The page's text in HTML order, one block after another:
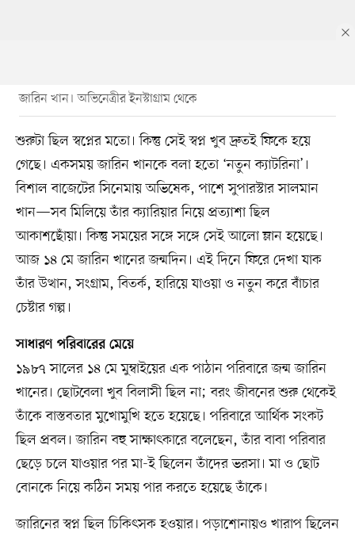
জারিন খান। অভিনেত্রীর ইনস্টাগ্রাম থেকে
শুরুটা ছিল স্বপ্নের মতো। কিন্তু সেই স্বপ্ন খুব দ্রুতই ফিকে হয়ে
গেছে। একসময় জারিন খানকে বলা হতো ‘নতুন ক্যাটরিনা’।
বিশাল বাজেটের সিনেমায় অভিষেক, পাশে সুপারস্টার সালমান
খান—সব মিলিয়ে তাঁর ক্যারিয়ার নিয়ে প্রত্যাশা ছিল
আকাশছোঁয়া। কিন্তু সময়ের সঙ্গে সঙ্গে সেই আলো ম্লান হয়েছে।
আজ ১৪ মে জারিন খানের জন্মদিন। এই দিনে ফিরে দেখা যাক
তাঁর উত্থান, সংগ্রাম, বিতর্ক, হারিয়ে যাওয়া ও নতুন করে বাঁচার
চেষ্টার গল্প।
সাধারণ পরিবারের মেয়ে
১৯৮৭ সালের ১৪ মে মুম্বাইয়ের এক পাঠান পরিবারে জন্ম জারিন
খানের। ছোটবেলা খুব বিলাসী ছিল না; বরং জীবনের শুরু থেকেই
তাঁকে বাস্তবতার মুখোমুখি হতে হয়েছে। পরিবারে আর্থিক সংকট
ছিল প্রবল। জারিন বহু সাক্ষাৎকারে বলেছেন, তাঁর বাবা পরিবার
ছেড়ে চলে যাওয়ার পর মা-ই ছিলেন তাঁদের ভরসা। মা ও ছোট
বোনকে নিয়ে কঠিন সময় পার করতে হয়েছে তাঁকে।
জারিনের স্বপ্ন ছিল চিকিৎসক হওয়ার। পড়াশোনায়ও খারাপ ছিলেন